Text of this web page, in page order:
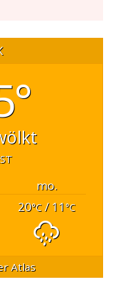
mo.
20°C/ 11°C
Atlas